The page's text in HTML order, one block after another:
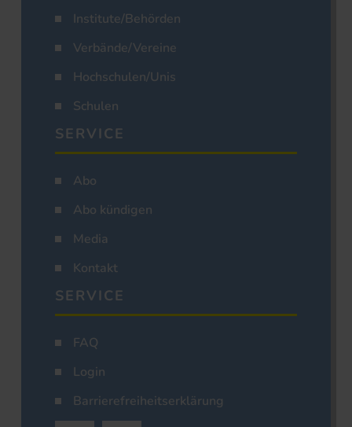
Institute/Behörden
Verbände/Vereine
Hochschulen/Unis
Schulen
SERVICE
Abo
Abo kündigen
Media
Kontakt
SERVICE
FAQ
Login
Barrierefreiheitserklärung